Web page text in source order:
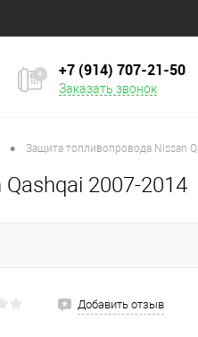
+7 (914) 707‒21‒50
Заказать звонок
• Защита топливопровода Nissan
2007-2014
Добавить отзыв